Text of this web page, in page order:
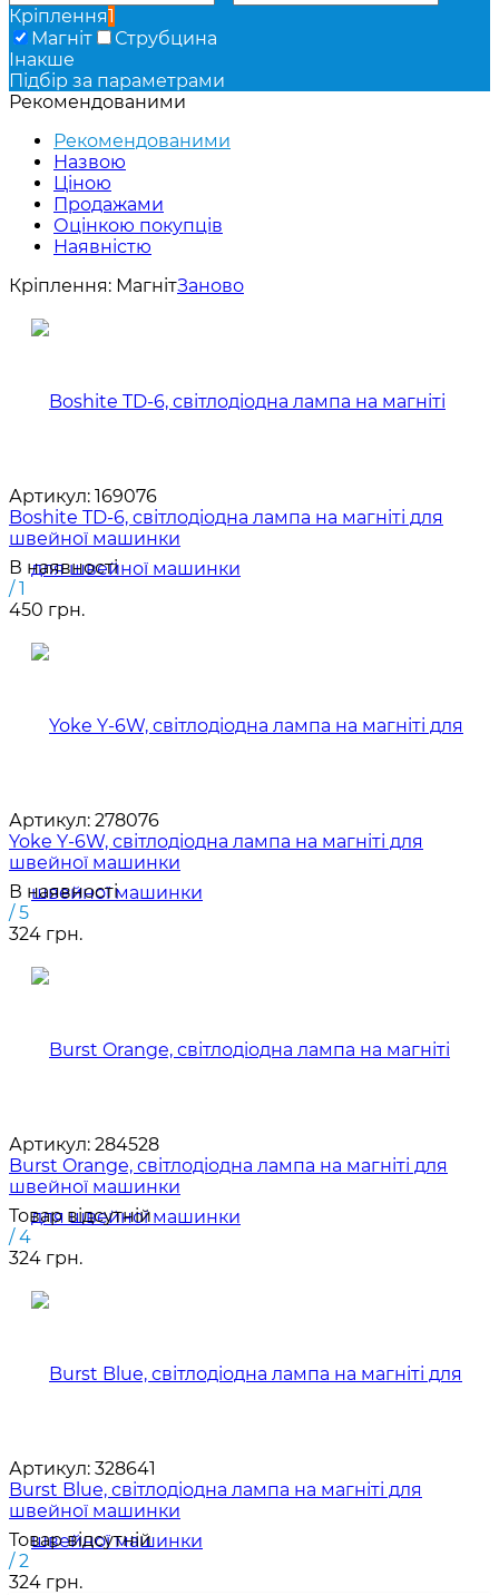
Кріплення1
Магніт
Струбцина
Інакше
Підбір за параметрами
Рекомендованими
Рекомендованими
Назвою
Ціною
Продажами
Оцінкою покупців
Наявністю
Кріплення: МагнітЗаново
Артикул: 169076
Boshite TD-6, світлодіодна лампа на магніті для
швейної машинки
В наявності
/ 1
450 грн.
Артикул: 278076
Yoke Y-6W, світлодіодна лампа на магніті для
швейної машинки
В наявності
/ 5
324 грн.
Артикул: 284528
Burst Orange, світлодіодна лампа на магніті для
швейної машинки
Товар відсутній
/ 4
324 грн.
Артикул: 328641
Burst Blue, світлодіодна лампа на магніті для
швейної машинки
Товар відсутній
/ 2
324 грн.